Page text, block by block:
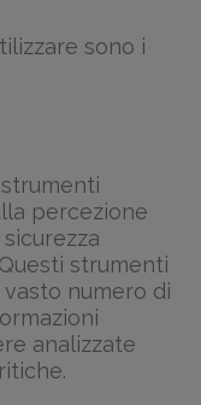
sono i
percezione
strumenti
numero di
analizzate